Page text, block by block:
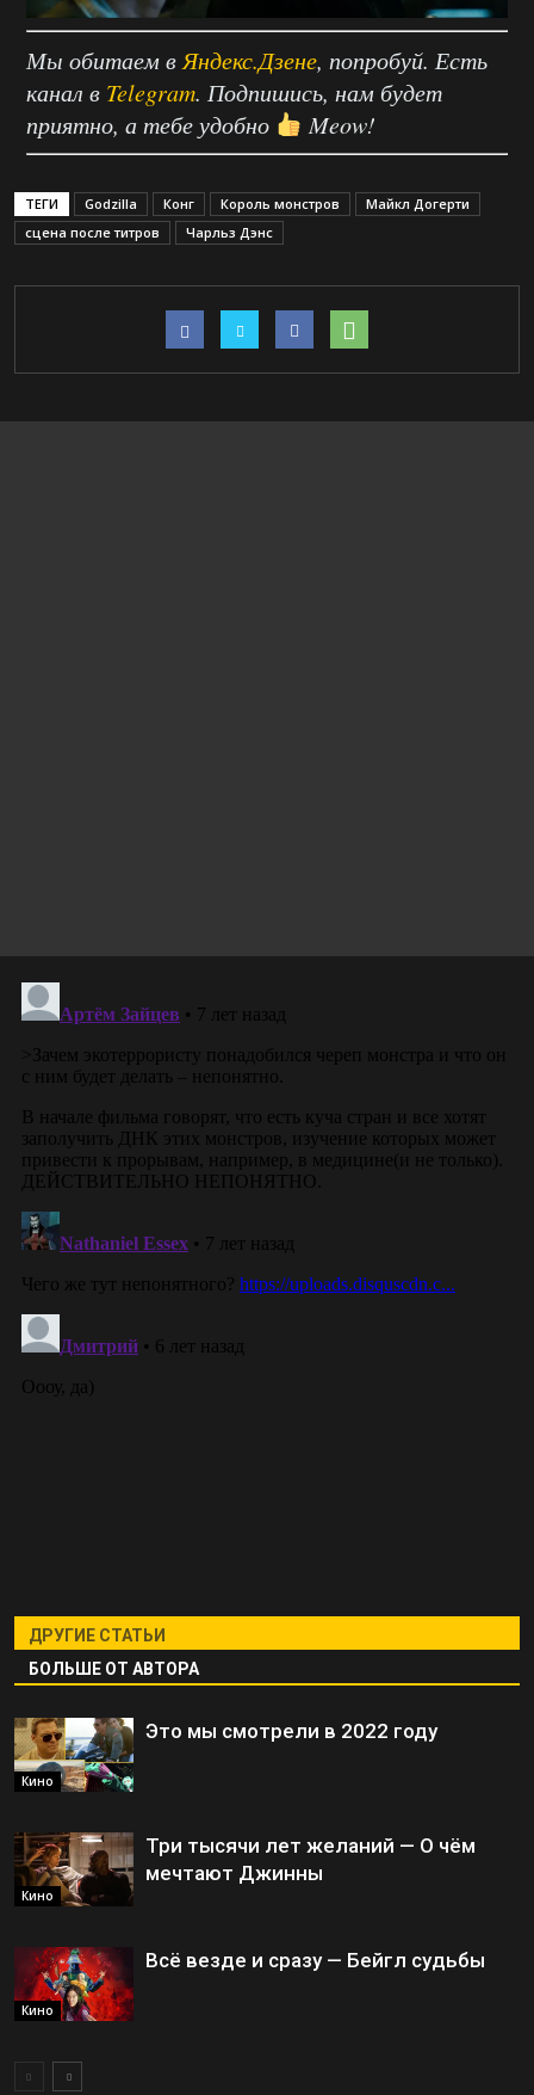
Мы обитаем вЯндекс.Дзене, попробуй. Есть
канал в Telegram. Подпишись, нам будет
приятно, а тебе удобно
Meow!
ТЕГИ Godzilla Конг Король монстров
Майкл Догерти
сцена после титров
Чарльз Дэнс
ДРУГИЕ СТАТЬИ
БОЛЬШЕ ОТ АВТОРА
Кино
Это мы смотрели в 2022 году
Кино
Три тысячи лет желаний — О чём
мечтают Джинны
Кино
Всё везде и сразу — Бейгл судьбы